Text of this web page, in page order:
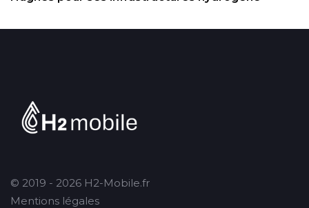
© 2019 - 2026 H2-Mobile.fr
Mentions légales